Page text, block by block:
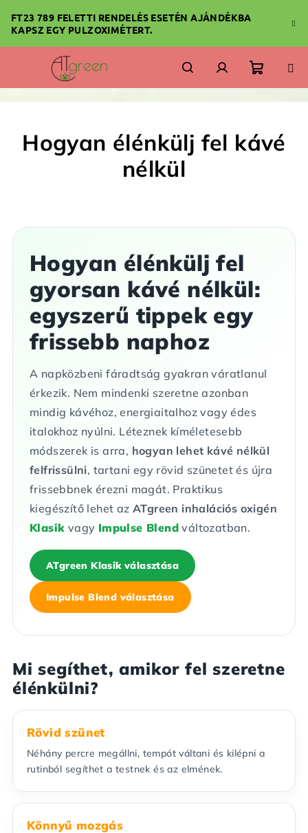
tartalomhoz
FT23 789 FELETTI RENDELÉS ESETÉN AJÁNDÉKBA
KAPSZ EGY PULZOXIMÉTERT.
KeresésBejelentkezés
Kosár
Hogyan élénkülj fel kávé
nélkül
Hogyan élénkülj fel
gyorsan kávé nélkül:
egyszerű tippek egy
frissebb naphoz
A napközbeni fáradtság gyakran váratlanul
érkezik. Nem mindenki szeretne azonban
mindig kávéhoz, energiaitalhoz vagy édes
italokhoz nyúlni. Léteznek kíméletesebb
módszerek is arra, hogyan lehet kávé nélkül
felfrissülni, tartani egy rövid szünetet és újra
frissebbnek érezni magát. Praktikus
kiegészítő lehet az ATgreen inhalációs oxigén
Klasik vagy Impulse Blend változatban.
ATgreen Klasik választása
Impulse Blend választása
Mi segíthet, amikor fel szeretne
élénkülni?
Rövid szünet
Néhány percre megállni, tempót váltani és kilépni a
rutinból segíthet a testnek és az elmének.
Könnyű mozgás